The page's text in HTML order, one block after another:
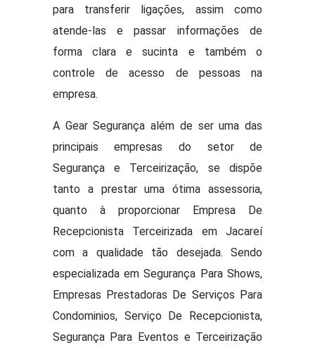
para transferir ligações, assim como
atende-las e passar informações de
forma clara e sucinta e também o
controle de acesso de pessoas na
empresa.
A Gear Segurança além de ser uma das
principais empresas do setor de
Segurança e Terceirização, se dispõe
tanto a prestar uma ótima assessoria,
quanto à proporcionar Empresa De
Recepcionista Terceirizada em Jacareí
com a qualidade tão desejada. Sendo
especializada em Segurança Para Shows,
Empresas Prestadoras De Serviços Para
Condominios, Serviço De Recepcionista,
Segurança Para Eventos e Terceirização